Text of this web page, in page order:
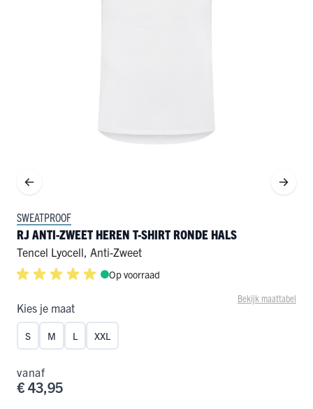
SWEATPROOF
RJ ANTI-ZWEET HEREN T-SHIRT RONDE HALS
Tencel Lyocell, Anti-Zweet
Op voorraad
Bekijk maattabel
Kies je maat
S M L XXL
vanaf
€ 43,95